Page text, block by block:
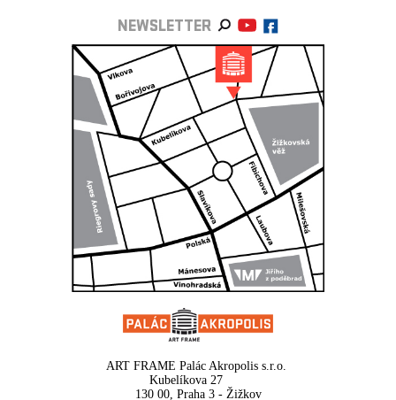
NEWSLETTER
ART FRAME Palác Akropolis s.r.o.
Kubelíkova 27
130 00, Praha 3 - Žižkov